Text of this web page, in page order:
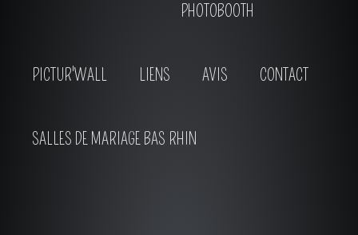
PHOTOBOOTH
PICTUR'WALL LIENS AVIS CONTACT
SALLES DE MARIAGE BAS RHIN